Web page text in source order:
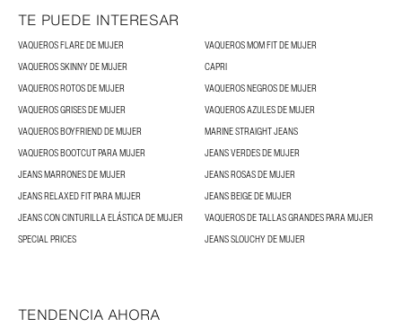
TE PUEDE INTERESAR
VAQUEROS FLARE DE MUJER
VAQUEROS MOM FIT DE MUJER
VAQUEROS SKINNY DE MUJER
CAPRI
VAQUEROS ROTOS DE MUJER
VAQUEROS NEGROS DE MUJER
VAQUEROS GRISES DE MUJER
VAQUEROS AZULES DE MUJER
VAQUEROS BOYFRIEND DE MUJER
MARINE STRAIGHT JEANS
VAQUEROS BOOTCUT PARA MUJER
JEANS VERDES DE MUJER
JEANS MARRONES DE MUJER
JEANS ROSAS DE MUJER
JEANS RELAXED FIT PARA MUJER
JEANS BEIGE DE MUJER
JEANS CON CINTURILLA ELÁSTICA DE MUJER
VAQUEROS DE TALLAS GRANDES PARA MUJER
SPECIAL PRICES
JEANS SLOUCHY DE MUJER
TENDENCIA AHORA